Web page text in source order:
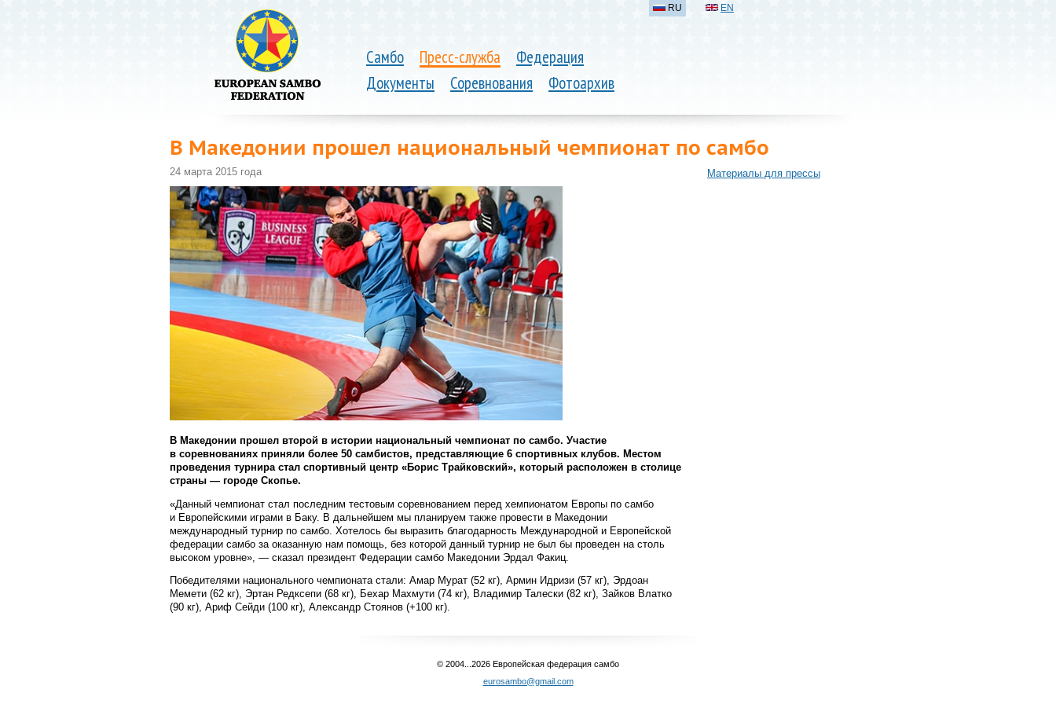
Самбо Пресс-служба
Федерация
Документы
Соревнования Фотоархив
RU EN
В Македонии прошел национальный чемпионат по самбо
24 марта 2015 года
В Македонии прошел второй в истории национальный чемпионат по самбо. Участие
в соревнованиях приняли более 50 самбистов, представляющие 6 спортивных клубов. Местом
проведения турнира стал спортивный центр «Борис Трайковский», который расположен в столице
страны — городе Скопье.
«Данный чемпионат стал последним тестовым соревнованием перед xемпионатом Европы по самбо
и Европейскими играми в Баку. В дальнейшем мы планируем также провести в Македонии
международный турнир по самбо. Хотелось бы выразить благодарность Международной и Европейской
федерации самбо за оказанную нам помощь, без которой данный турнир не был бы проведен на столь
высоком уровне», — сказал президент Федерации самбо Македонии Эрдал Факиц.
Победителями национального чемпионата стали: Амар Мурат (52 кг), Армин Идризи (57 кг), Эрдоан
Мемети (62 кг), Эртан Редксепи (68 кг), Бехар Махмути (74 кг), Владимир Талески (82 кг), Зайков Влатко
(90 кг), Ариф Сейди (100 кг), Александр Стоянов (+100 кг).
Материалы для прессы
© 2004...2026 Европейская федерация самбо
eurosambo@gmail.com